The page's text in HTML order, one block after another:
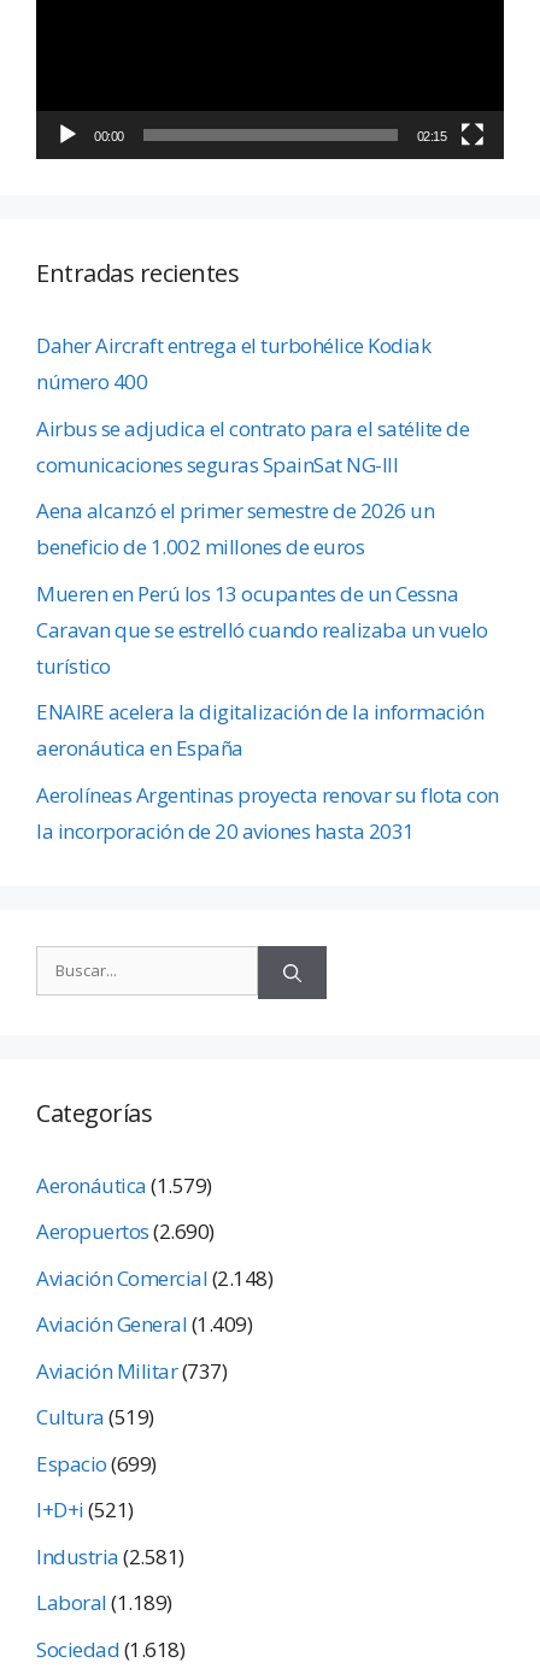
00:00 02:15
Entradas recientes
Daher Aircraft entrega el turbohélice Kodiak
número 400
Airbus se adjudica el contrato para el satélite de
comunicaciones seguras SpainSat NG-III
Aena alcanzó el primer semestre de 2026 un
beneficio de 1.002 millones de euros
Mueren en Perú los 13 ocupantes de un Cessna
Caravan que se estrelló cuando realizaba un vuelo
turístico
ENAIRE acelera la digitalización de la información
aeronáutica en España
Aerolíneas Argentinas proyecta renovar su flota con
la incorporación de 20 aviones hasta 2031
Categorías
Aeronáutica(1.579)
Aeropuertos(2.690)
Aviación Comercial(2.148)
Aviación General(1.409)
Aviación Militar(737)
Cultura(519)
Espacio(699)
I+D+i(521)
Industria(2.581)
Laboral(1.189)
Sociedad(1.618)